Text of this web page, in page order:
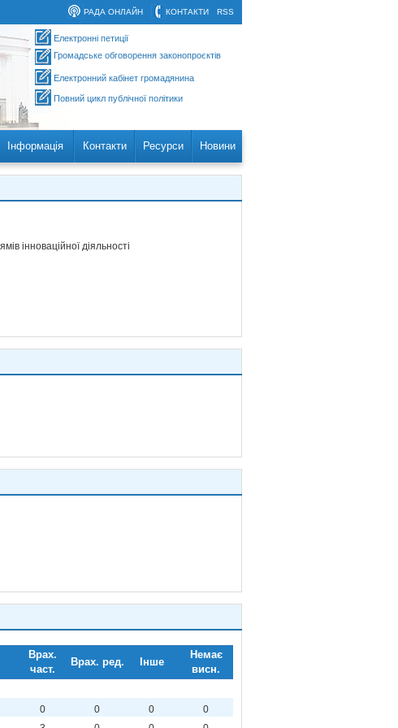
RSS
КОНТАКТИ
РАДА ОНЛАЙН
Електронні петиції
Громадське обговорення законопроєктів
Електронний кабінет громадянина
Повний цикл публічної політики
Інформація Контакти Ресурси Новини
інноваційної діяльності
Врах.
част.
Врах. ред. Інше
Немає
висн.
0 0 0
0